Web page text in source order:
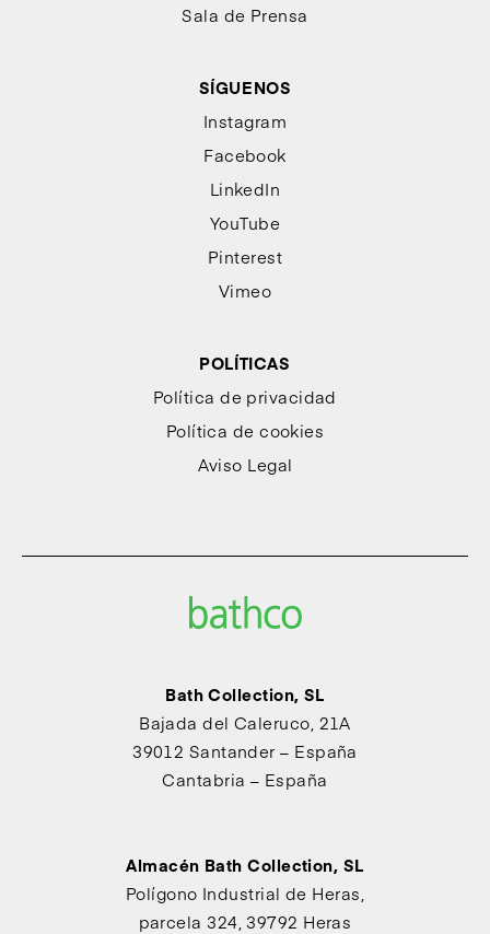
Sala de Prensa
SÍGUENOS
Instagram
Facebook
LinkedIn
YouTube
Pinterest
Vimeo
POLÍTICAS
Política de privacidad
Política de cookies
Aviso Legal
Bath Collection, SL
Bajada del Caleruco, 21A
39012 Santander – España
Cantabria – España
Almacén Bath Collection, SL
Polígono Industrial de Heras,
parcela 324, 39792 Heras